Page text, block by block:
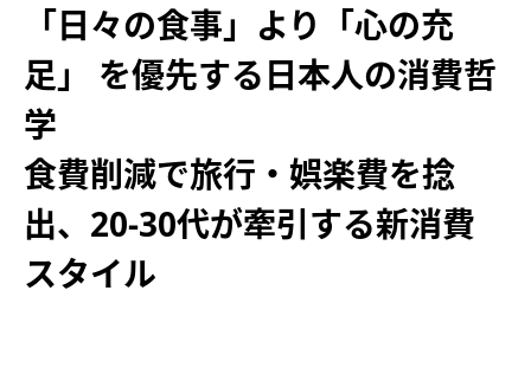
「日々の食事」より「心の充
足」 を優先する日本人の消費哲
学
食費削減で旅行・娯楽費を捻
出、20-30代が牽引する新消費
スタイル